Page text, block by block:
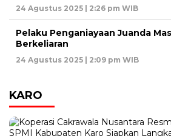
24 Agustus 2025 | 2:26 pm WIB
Pelaku Penganiayaan Juanda
Berkeliaran
24 Agustus 2025 | 2:09 pm WIB
KARO